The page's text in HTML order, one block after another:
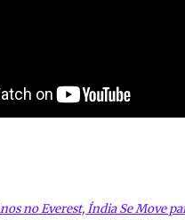
no Everest, Índia Se Move